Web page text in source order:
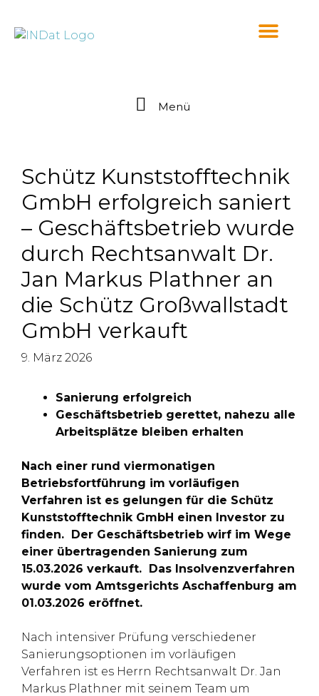
Menü
Schütz Kunststofftechnik
GmbH erfolgreich saniert
– Geschäftsbetrieb wurde
durch Rechtsanwalt Dr.
Jan Markus Plathner an
die Schütz Großwallstadt
GmbH verkauft
9. März 2026
Sanierung erfolgreich
Geschäftsbetrieb gerettet, nahezu alle
Arbeitsplätze bleiben erhalten
Nach einer rund viermonatigen
Betriebsfortführung im vorläufigen
Verfahren ist es gelungen für die Schütz
Kunststofftechnik GmbH einen Investor zu
finden. Der Geschäftsbetrieb wirf im Wege
einer übertragenden Sanierung zum
15.03.2026 verkauft. Das Insolvenzverfahren
wurde vom Amtsgerichts Aschaffenburg am
01.03.2026 eröffnet.
Nach intensiver Prüfung verschiedener
Sanierungsoptionen im vorläufigen
Verfahren ist es Herrn Rechtsanwalt Dr. Jan
Markus Plathner mit seinem Team um